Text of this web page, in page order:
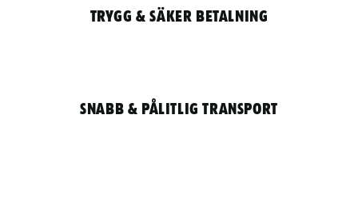
Trygg & säker betalning
Snabb & pålitlig transport